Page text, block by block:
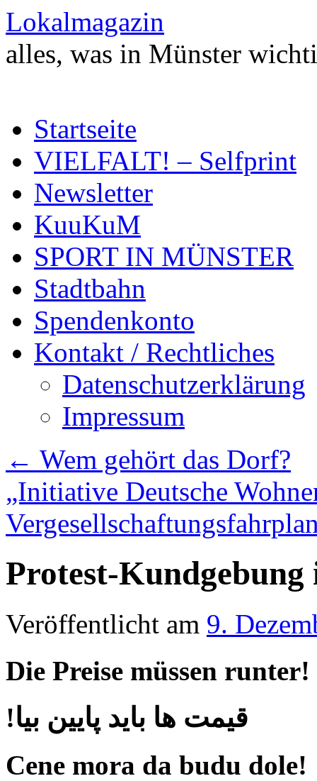
Zum
Inhalt
springen
Lokalmagazin
alles, was in Münster
Startseite
VIELFALT! – Selfprint
Newsletter
KuuKuM
SPORT IN MÜNSTER
Stadtbahn
Spendenkonto
Kontakt / Rechtliches
Datenschutzerklärung
Impressum
← Wem gehört das Dorf?
„Initiative Deutsche
Protest-
Veröffentlicht am 9.
Die Preise müssen runter!
!قیمت ها باید پایین بیا
Cene mora da budu dole!